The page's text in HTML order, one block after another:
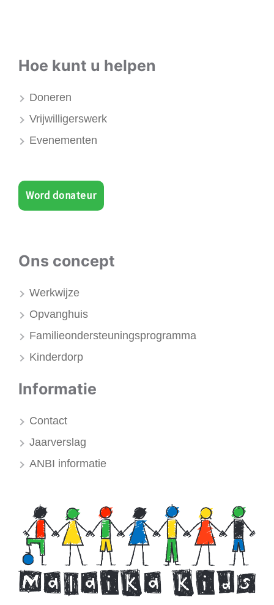
Hoe kunt u helpen
Doneren
Vrijwilligerswerk
Evenementen
Word donateur
Ons concept
Werkwijze
Opvanghuis
Familieondersteuningsprogramma
Kinderdorp
Informatie
Contact
Jaarverslag
ANBI informatie